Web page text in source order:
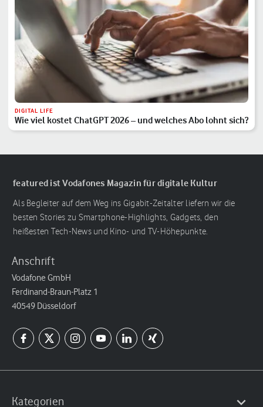
DIGITAL LIFE
Wie viel kostet ChatGPT 2026 – und welches Abo lohnt sich?
featured ist Vodafones Magazin für digitale Kultur
Als Begleiter auf dem Weg ins Gigabit-Zeitalter liefern wir die
besten Stories zu Smartphone-Highlights, Gadgets, den
heißesten Tech-News und Kino- und TV-Höhepunkte.
Anschrift
Vodafone GmbH
Ferdinand-Braun-Platz 1
40549 Düsseldorf
Kategorien